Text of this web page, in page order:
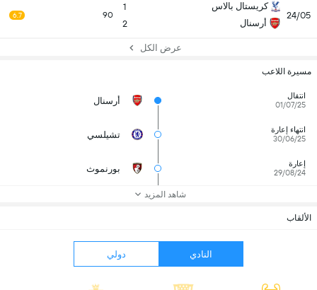
24/05
كريستال بالاس
أرسنال
1
2
90
6.7
عرض الكل
مسيرة اللاعب
انتقال
01/07/25
أرسنال
انتهاء إعارة
30/06/25
تشيلسي
إعارة
29/08/24
بورنموث
شاهد المزيد
الألقاب
النادي دولي